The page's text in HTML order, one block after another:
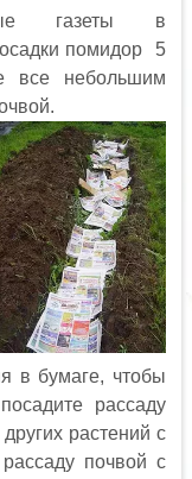
газеты в
помидор 5
все небольшим
в бумаге, чтобы
рассаду
растений с
почвой с